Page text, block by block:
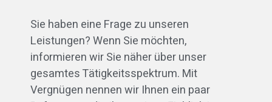
Sie haben eine Frage zu unseren
Leistungen? Wenn Sie möchten,
informieren wir Sie näher über unser
gesamtes Tätigkeitsspektrum. Mit
Vergnügen nennen wir Ihnen ein paar